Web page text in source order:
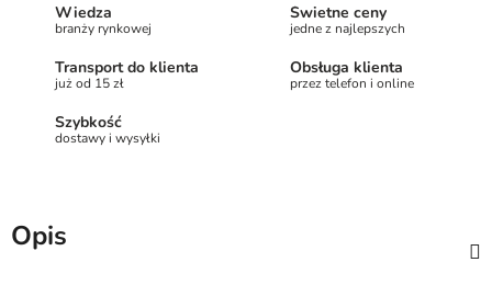
Wiedza
branży rynkowej
Świetne ceny
jedne z najlepszych
Transport do klienta
już od 15 zł
Obsługa klienta
przez telefon i online
Szybkość
dostawy i wysyłki
Opis